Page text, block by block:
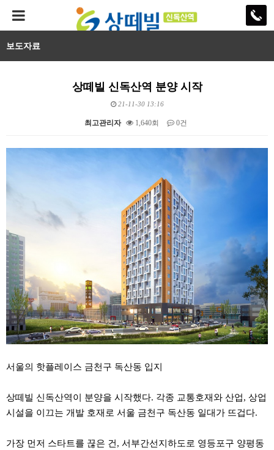
보도자료
상떼빌 신독산역 분양 시작
21-11-30 13:16
최고관리자 1,640회 0건
서울의 핫플레이스 금천구 독산동 입지
상떼빌 신독산역이 분양을 시작했다. 각종 교통호재와 산업, 상업
시설을 이끄는 개발 호재로 서울 금천구 독산동 일대가 뜨겁다.
가장 먼저 스타트를 끊은 건, 서부간선지하도로 영등포구 양평동